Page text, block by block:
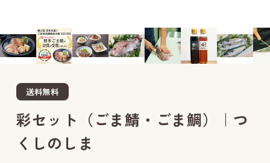
送料無料
彩セット（ごま鯖・ごま鯛）｜つ
くしのしま